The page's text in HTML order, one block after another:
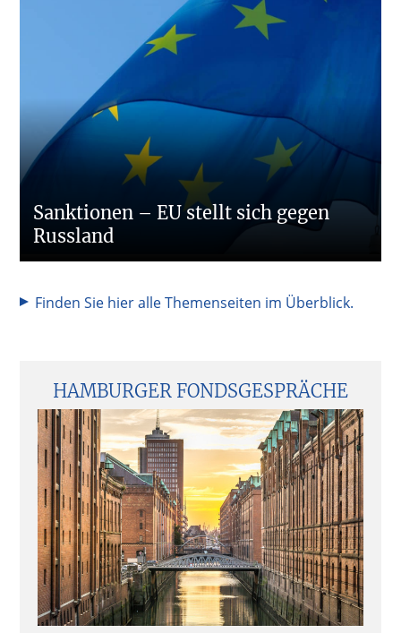
Sanktionen – EU stellt sich gegen
Russland
Finden Sie hier alle Themenseiten im Überblick.
HAMBURGER FONDSGESPRÄCHE